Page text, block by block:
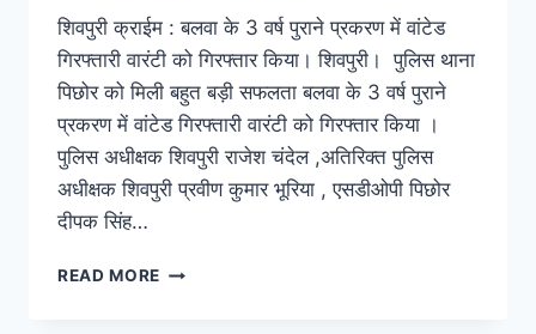
शिवपुरी क्राईम : बलवा के 3 वर्ष पुराने प्रकरण में वांटेड
गिरफ्तारी वारंटी को गिरफ्तार किया। शिवपुरी। पुलिस थाना
पिछोर को मिली बहुत बड़ी सफलता बलवा के 3 वर्ष पुराने
प्रकरण में वांटेड गिरफ्तारी वारंटी को गिरफ्तार किया ।
पुलिस अधीक्षक शिवपुरी राजेश चंदेल ,अतिरिक्त पुलिस
अधीक्षक शिवपुरी प्रवीण कुमार भूरिया , एसडीओपी पिछोर
दीपक सिंह…
READ MORE